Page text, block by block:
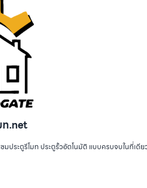
ท.net
ประตูรีโมท ประตูรั้วอัตโนมัติ แบบครบจบในที่เดีย